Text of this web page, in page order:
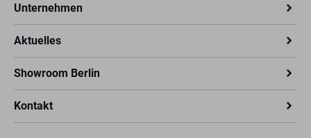
2026 geltenden erhöhten Q-Label-Standards und die
europäische Norm EN 14604:2005/AC:2008 –
zertifiziert durch KRIWAN Testzentrum
Unternehmen
Aktuelles
Showroom Berlin
Kontakt